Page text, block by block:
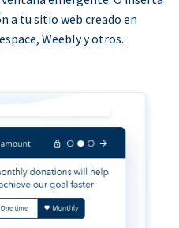
a tu sitio web creado en
Weebly y otros.